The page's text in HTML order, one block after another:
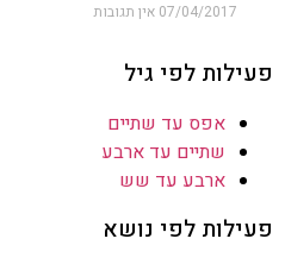
07/04/2017 אין תגובות
פעילות לפי גיל
אפס עד שתיים
שתיים עד ארבע
ארבע עד שש
פעילות לפי נושא